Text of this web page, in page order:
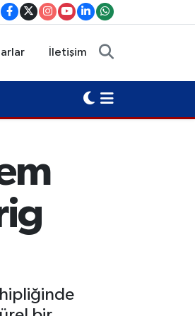
İletişim